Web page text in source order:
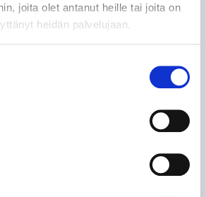
joita olet antanut heille tai joita on
heidän palvelujaan.